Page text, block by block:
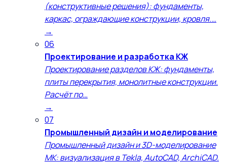
(конструктивные решения): фундаменты,
каркас, ограждающие конструкции, кровля.…
→
06
Проектирование и разработка КЖ
Проектирование разделов КЖ: фундаменты,
плиты перекрытия, монолитные конструкции.
Расчёт по…
→
07
Промышленный дизайн и моделирование
Промышленный дизайн и 3D-моделирование
МК: визуализация в Tekla, AutoCAD, ArchiCAD.